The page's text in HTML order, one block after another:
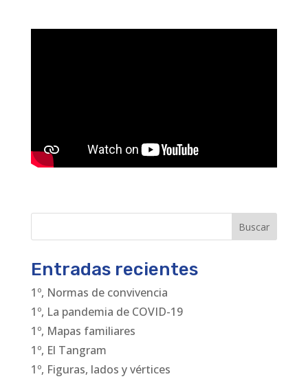
Buscar
Entradas recientes
1º, Normas de convivencia
1º, La pandemia de COVID-19
1º, Mapas familiares
1º, El Tangram
1º, Figuras, lados y vértices